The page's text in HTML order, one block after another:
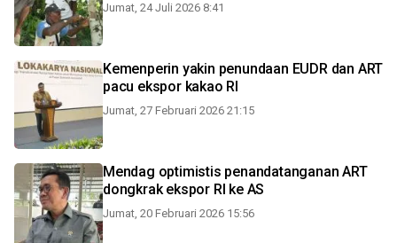
Jumat, 24 Juli 2026 8:41
Kemenperin yakin penundaan EUDR dan ART
pacu ekspor kakao RI
Jumat, 27 Februari 2026 21:15
Mendag optimistis penandatanganan ART
dongkrak ekspor RI ke AS
Jumat, 20 Februari 2026 15:56